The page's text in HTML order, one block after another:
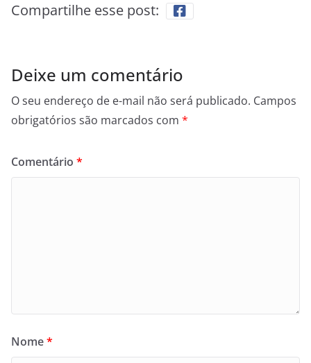
Compartilhe esse post:
Deixe um comentário
O seu endereço de e-mail não será publicado. Campos
obrigatórios são marcados com *
Comentário *
Nome*